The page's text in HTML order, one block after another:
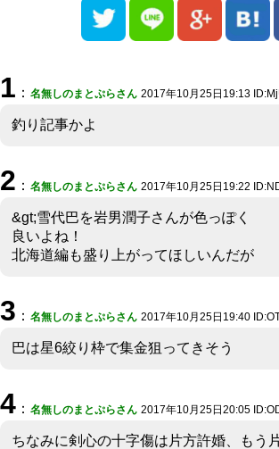
1 ： 名無しのまとぷらさん 2017年10月25日19:13
釣り記事かよ
2 ： 名無しのまとぷらさん 2017年10月25日19:22
&gt;雪代巴を岩男潤子さんが色っぽく
良いよね！
北海道編も盛り上がってほしいんだが
3 ： 名無しのまとぷらさん 2017年10月25日19:40
巴は星6絞り枠で集金狙ってきそう
4 ： 名無しのまとぷらさん 2017年10月25日20:05
ちなみに剣心の十字傷は片方許婚、もう